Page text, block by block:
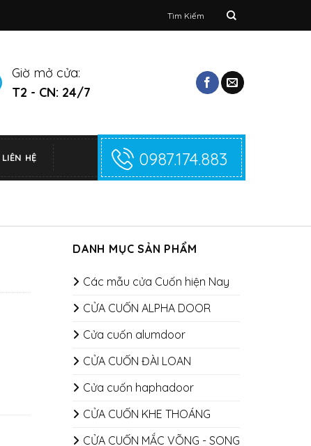
kiếm:
Giờ mở cửa:
T2 - CN: 24/7
LIÊN HỆ 0987.174.883
DANH MỤC SẢN PHẨM
Các mẫu cửa Cuốn hiện Nay
CỬA CUỐN ALPHA DOOR
Cửa cuốn alumdoor
CỬA CUỐN ĐÀI LOAN
Cửa cuốn haphadoor
CỬA CUỐN KHE THOÁNG
CỬA CUỐN MẮC VÕNG - SONG